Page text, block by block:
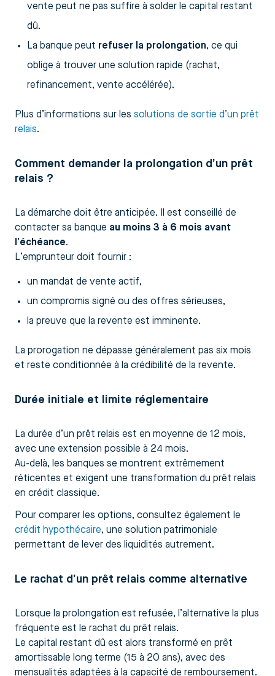
vente peut ne pas suffire à solder le capital restant
dû.
La banque peut refuser la prolongation, ce qui
oblige à trouver une solution rapide (rachat,
refinancement, vente accélérée).
Plus d’informations sur les solutions de sortie d’un prêt
relais.
Comment demander la prolongation d’un prêt
relais ?
La démarche doit être anticipée. Il est conseillé de
contacter sa banque au moins 3 à 6 mois avant
l’échéance.
L’emprunteur doit fournir :
un mandat de vente actif,
un compromis signé ou des offres sérieuses,
la preuve que la revente est imminente.
La prorogation ne dépasse généralement pas six mois
et reste conditionnée à la crédibilité de la revente.
Durée initiale et limite réglementaire
La durée d’un prêt relais est en moyenne de 12 mois,
avec une extension possible à 24 mois.
Au-delà, les banques se montrent extrêmement
réticentes et exigent une transformation du prêt relais
en crédit classique.
Pour comparer les options, consultez également le
crédit hypothécaire, une solution patrimoniale
permettant de lever des liquidités autrement.
Le rachat d’un prêt relais comme alternative
Lorsque la prolongation est refusée, l’alternative la plus
fréquente est le rachat du prêt relais.
Le capital restant dû est alors transformé en prêt
amortissable long terme (15 à 20 ans), avec des
mensualités adaptées à la capacité de remboursement.